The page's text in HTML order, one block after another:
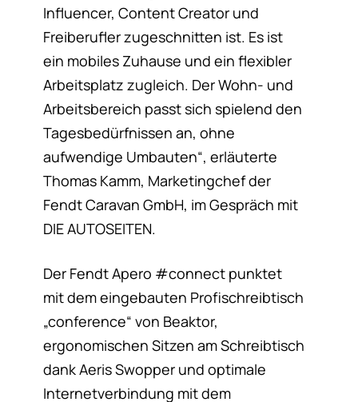
Influencer, Content Creator und
Freiberufler zugeschnitten ist. Es ist
ein mobiles Zuhause und ein flexibler
Arbeitsplatz zugleich. Der Wohn- und
Arbeitsbereich passt sich spielend den
Tagesbedürfnissen an, ohne
aufwendige Umbauten“, erläuterte
Thomas Kamm, Marketingchef der
Fendt Caravan GmbH, im Gespräch mit
DIE AUTOSEITEN.
Der Fendt Apero #connect punktet
mit dem eingebauten Profischreibtisch
„conference“ von Beaktor,
ergonomischen Sitzen am Schreibtisch
dank Aeris Swopper und optimale
Internetverbindung mit dem